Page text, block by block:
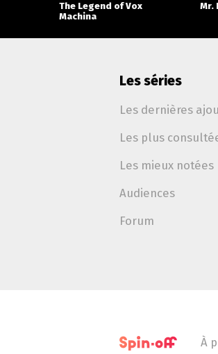
The Legend of Vox
Machina
Mr.
Les séries
Les dernières
Les plus
Les mieux notées
Audiences
Forum
À